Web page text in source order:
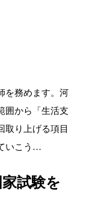
を務めます。河
囲から「生活支
取り上げる項目
いこう…
試験を